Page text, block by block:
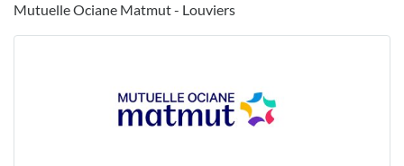
Mutuelle Ociane Matmut - Louviers